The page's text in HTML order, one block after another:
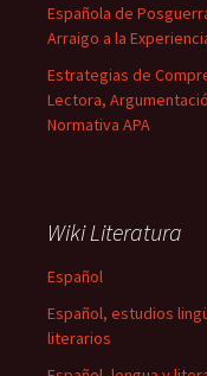
Española de
Arraigo a la
Estrategias de
Lectora,
Normativa APA
Wiki Literatura
Español
Español, estudios
literarios